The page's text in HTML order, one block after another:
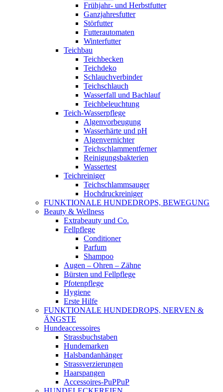
Frühjahr- und Herbstfutter
Ganzjahresfutter
Störfutter
Futterautomaten
Winterfutter
Teichbau
Teichbecken
Teichdeko
Schlauchverbinder
Teichschlauch
Wasserfall und Bachlauf
Teichbeleuchtung
Teich-Wasserpflege
Algenvorbeugung
Wasserhärte und pH
Algenvernichter
Teichschlammentferner
Reinigungsbakterien
Wassertest
Teichreiniger
Teichschlammsauger
Hochdruckreiniger
FUNKTIONALE HUNDEDROPS, BEWEGUNG
Beauty & Wellness
Extrabeauty und Co.
Fellpflege
Conditioner
Parfum
Shampoo
Augen – Ohren – Zähne
Bürsten und Fellpflege
Pfotenpflege
Hygiene
Erste Hilfe
FUNKTIONALE HUNDEDROPS, NERVEN &
ÄNGSTE
Hundeaccessoires
Strassbuchstaben
Hundemarken
Halsbandanhänger
Strassverzierungen
Haarspangen
Accessoires-PuPPuP